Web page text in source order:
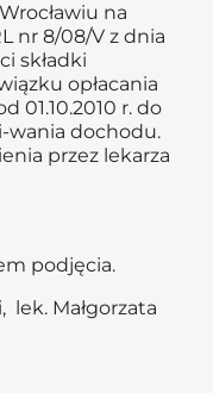
na
nr 8/08/V z dnia
składki
opłacania
01.10.2010 r. do
wania dochodu.
przez lekarza
podjęcia.
lek. Małgorzata